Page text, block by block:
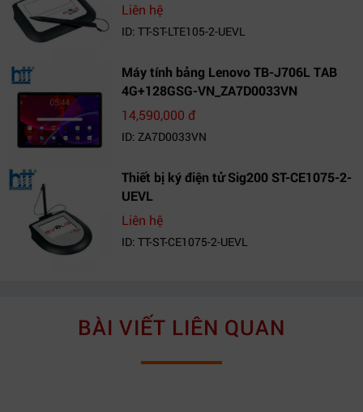
Liên hệ
ID: TT-ST-LTE105-2-UEVL
Máy tính bảng Lenovo TB-J706L TAB
4G+128GSG-VN_ZA7D0033VN
14,590,000 đ
ID: ZA7D0033VN
Thiết bị ký điện tử Sig200 ST-CE1075-2-
UEVL
Liên hệ
ID: TT-ST-CE1075-2-UEVL
BÀI VIẾT LIÊN QUAN